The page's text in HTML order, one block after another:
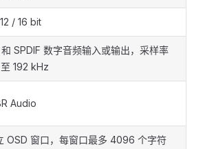
/ 16 bit
和 SPDIF 数字音频输入或输出，采样率
192 kHz
Audio
OSD 窗口，每窗口最多 4096 个字符